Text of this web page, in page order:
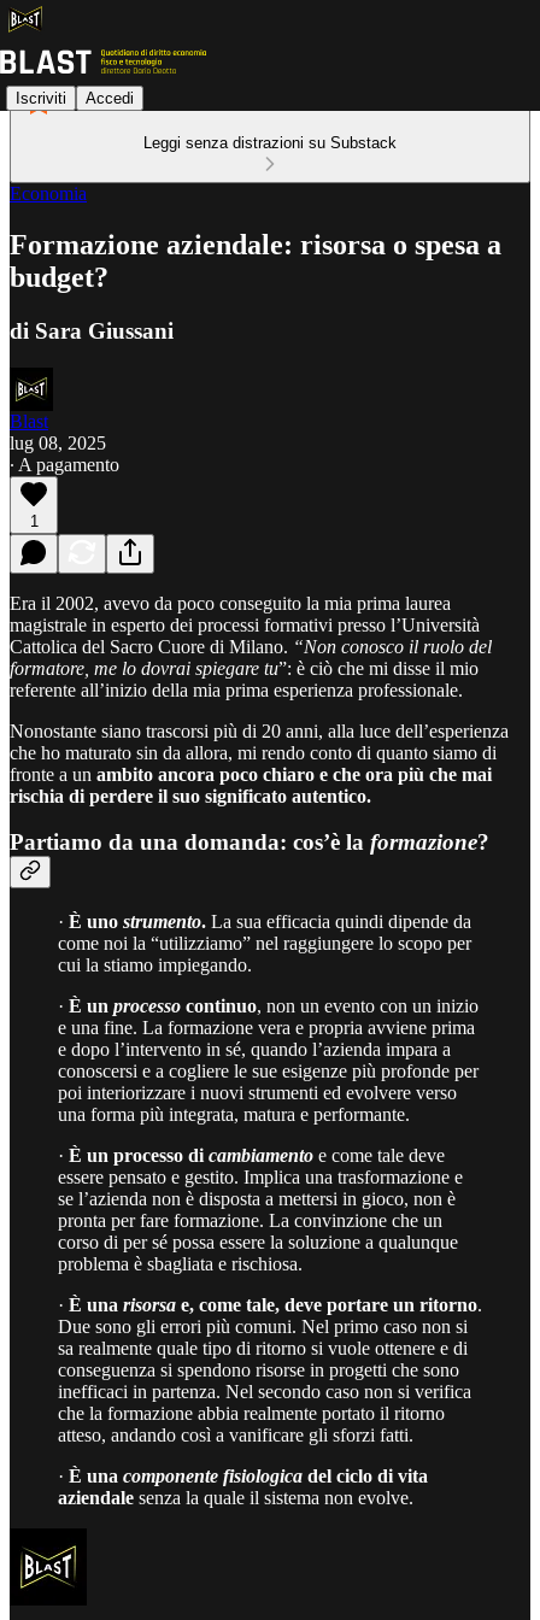
Iscriviti Accedi
Leggi senza distrazioni su Substack
Economia
Formazione aziendale: risorsa o spesa a
budget?
di Sara Giussani
Blast
lug 08, 2025
∙ A pagamento
1
Era il 2002, avevo da poco conseguito la mia prima laurea
magistrale in esperto dei processi formativi presso l’Università
Cattolica del Sacro Cuore di Milano. “Non conosco il ruolo del
formatore, me lo dovrai spiegare tu”: è ciò che mi disse il mio
referente all’inizio della mia prima esperienza professionale.
Nonostante siano trascorsi più di 20 anni, alla luce dell’esperienza
che ho maturato sin da allora, mi rendo conto di quanto siamo di
fronte a un ambito ancora poco chiaro e che ora più che mai
rischia di perdere il suo significato autentico.
Partiamo da una domanda: cos’è la formazione?
· È uno strumento. La sua efficacia quindi dipende da
come noi la “utilizziamo” nel raggiungere lo scopo per
cui la stiamo impiegando.
· È un processo continuo, non un evento con un inizio
e una fine. La formazione vera e propria avviene prima
e dopo l’intervento in sé, quando l’azienda impara a
conoscersi e a cogliere le sue esigenze più profonde per
poi interiorizzare i nuovi strumenti ed evolvere verso
una forma più integrata, matura e performante.
· È un processo di cambiamento e come tale deve
essere pensato e gestito. Implica una trasformazione e
se l’azienda non è disposta a mettersi in gioco, non è
pronta per fare formazione. La convinzione che un
corso di per sé possa essere la soluzione a qualunque
problema è sbagliata e rischiosa.
· È una risorsa e, come tale, deve portare un ritorno.
Due sono gli errori più comuni. Nel primo caso non si
sa realmente quale tipo di ritorno si vuole ottenere e di
conseguenza si spendono risorse in progetti che sono
inefficaci in partenza. Nel secondo caso non si verifica
che la formazione abbia realmente portato il ritorno
atteso, andando così a vanificare gli sforzi fatti.
· È una componente fisiologica del ciclo di vita
aziendale senza la quale il sistema non evolve.